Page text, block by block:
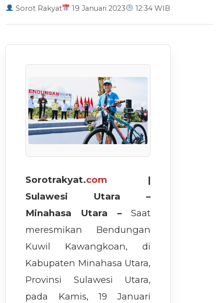
Sorot Rakyat 19 Januari 2023 12:34 WIB
Sorotrakyat.com |
Sulawesi Utara –
Minahasa Utara –Saat
meresmikan Bendungan
Kuwil Kawangkoan, di
Kabupaten Minahasa Utara,
Provinsi Sulawesi Utara,
pada Kamis, 19 Januari